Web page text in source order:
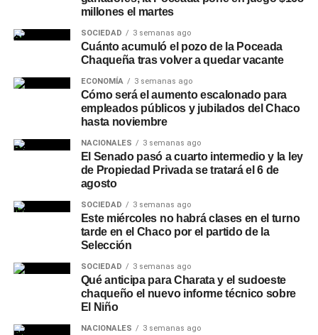
como la consolidación de deudas y
cuotas, para financiar compras en comercios adheridos
de rubros como construcción, turismo, motos, bicicletas,
hogar y náutica.
Recomendaciones de
seguridad
Desde la entidad remarcaron que NBCH nunca solicita a
sus clientes realizar simulaciones de préstamos, cambios
de contraseñas, instalación de aplicaciones o
transferencias de dinero, y recomendaron operar siempre
a través de los canales oficiales del banco: el WhatsApp
verificado 3624161290
millones el martes
SOCIEDAD 3 semanas ago
Cuánto acumuló el pozo de la Poceada
Chaqueña tras volver a quedar vacante
ECONOMÍA 3 semanas ago
Cómo será el aumento escalonado para
empleados públicos y jubilados del Chaco
hasta noviembre
NACIONALES 3 semanas ago
El Senado pasó a cuarto intermedio y la ley
de Propiedad Privada se tratará el 6 de
agosto
SOCIEDAD 3 semanas ago
Este miércoles no habrá clases en el turno
tarde en el Chaco por el partido de la
Selección
SOCIEDAD 3 semanas ago
Qué anticipa para Charata y el sudoeste
chaqueño el nuevo informe técnico sobre
El Niño
NACIONALES 3 semanas ago